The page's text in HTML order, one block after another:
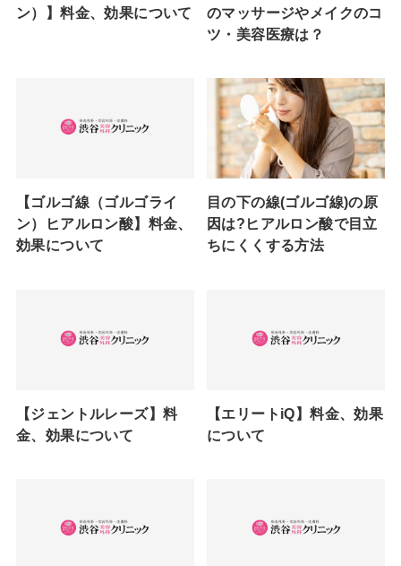
ン）】料金、効果について
のマッサージやメイクのコ
ツ・美容医療は？
【ゴルゴ線（ゴルゴライ
ン）ヒアルロン酸】料金、
効果について
目の下の線(ゴルゴ線)の原
因は?ヒアルロン酸で目立
ちにくくする方法
【ジェントルレーズ】料
金、効果について
【エリートiQ】料金、効果
について